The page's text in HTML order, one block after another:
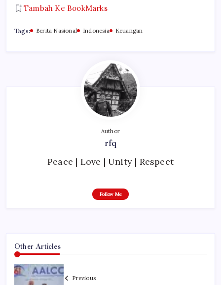
Tambah Ke BookMarks
Tags: Berita Nasional Indonesia Keuangan
Author
rfq
Peace | Love | Unity | Respect
Follow Me
Other Articles
Previous